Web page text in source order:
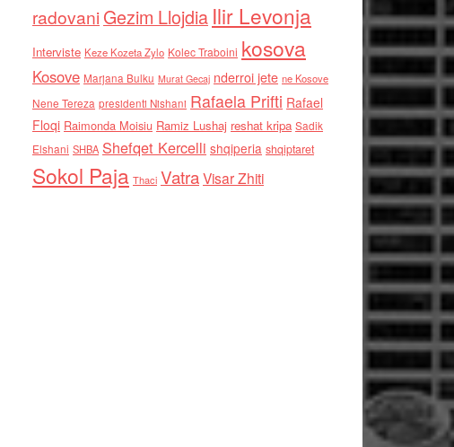
radovaniGezim Llojdia Ilir Levonja
Interviste Keze Kozeta Zylo Kolec Traboini kosova
Kosove Marjana Bulku Murat Gecaj nderroi jete ne Kosove
Nene Tereza presidenti Nishani Rafaela Prifti Rafael
Floqi Raimonda Moisiu Ramiz Lushaj reshat kripa Sadik
Elshani SHBA Shefqet Kercelli shqiperia shqiptaret
Sokol Paja Thaci VatraVisar Zhiti